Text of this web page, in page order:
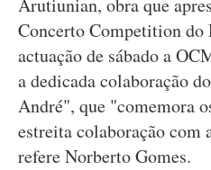
Arutiunian, obra que
Concerto Competition do
actuação de sábado a
a dedicada colaboração
André", que "comemora
estreita colaboração com
refere Norberto Gomes.